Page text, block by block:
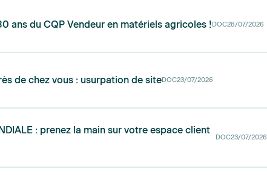
ans du CQP Vendeur en matériels agricoles !DOC28/07/2026
de chez vous : usurpation de siteDOC23/07/2026
: prenez la main sur votre espace client
DOC23/07/2026